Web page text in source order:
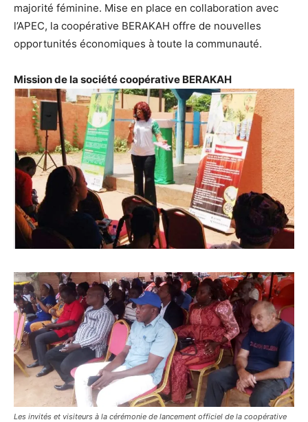
majorité féminine. Mise en place en collaboration avec
l’APEC, la coopérative BERAKAH offre de nouvelles
opportunités économiques à toute la communauté.
Mission de la société coopérative BERAKAH
Les invités et visiteurs à la cérémonie de lancement officiel de la coopérative